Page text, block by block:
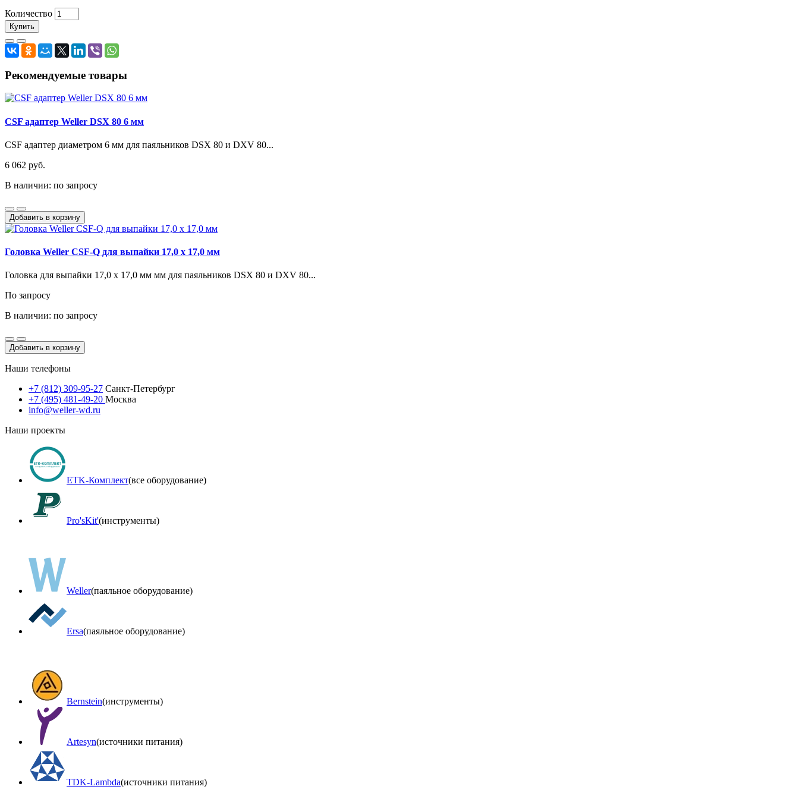
Количество
Купить
Рекомендуемые товары
CSF адаптер Weller DSX 80 6 мм
CSF адаптер диаметром 6 мм для паяльников DSX 80 и DXV 80...
6 062 руб.
В наличии: по запросу
Добавить в корзину
Головка Weller CSF-Q для выпайки 17,0 x 17,0 мм
Головка для выпайки 17,0 x 17,0 мм мм для паяльников DSX 80 и DXV 80...
По запросу
В наличии: по запросу
Добавить в корзину
Наши телефоны
+7 (812) 309-95-27 Санкт-Петербург
+7 (495) 481-49-20 Москва
info@weller-wd.ru
Наши проекты
ETK-Комплект(все оборудование)
Pro'sKit'(инструменты)
Weller(паяльное оборудование)
Ersa(паяльное оборудование)
Bernstein(инструменты)
Artesyn(источники питания)
TDK-Lambda(источники питания)